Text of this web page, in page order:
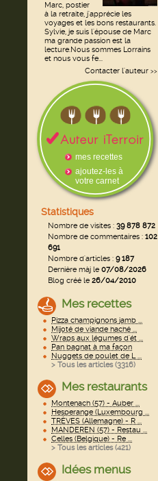
Marc, postier
à la retraite, j'apprécie les
voyages et les bons restaurants.
Sylvie, je suis l'épouse de Marc
ma grande passion est la
lecture.Nous sommes Lorrains
et nous vous fe...
Contacter l'auteur >>
mes recettes
ajoutez-les à
votre carnet
Statistiques
Nombre de visites : 39 878 872
Nombre de commentaires : 102
691
Nombre d'articles : 9 187
Dernière màj le07/08/2026
Blog créé le26/04/2010
Mes recettes
Pizza champignons jamb ...
Mijoté de viande haché ...
Wraps aux légumes d'ét ...
Pan bagnat à ma façon
Nuggets de poulet de L ...
> Tous les articles (3316)
Mes restaurants
Montenach (57) - Auber ...
Hesperange (Luxembourg ...
TRÈVES (Allemagne) - R ...
MANDEREN (57) - Restau ...
Celles (Belgique) - Re ...
> Tous les articles (421)
Idées menus